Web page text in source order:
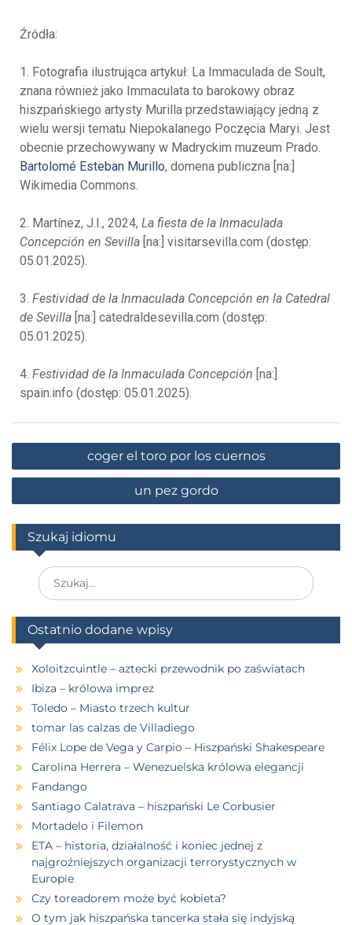
Źródła:
1. Fotografia ilustrująca artykuł: La Immaculada de Soult,
znana również jako Immaculata to barokowy obraz
hiszpańskiego artysty Murilla przedstawiający jedną z
wielu wersji tematu Niepokalanego Poczęcia Maryi. Jest
obecnie przechowywany w Madryckim muzeum Prado.
Bartolomé Esteban Murillo, domena publiczna [na:]
Wikimedia Commons.
2. Martínez, J.I., 2024, La fiesta de la Inmaculada
Concepción en Sevilla [na:] visitarsevilla.com (dostęp:
05.01.2025).
3. Festividad de la Inmaculada Concepción en la Catedral
de Sevilla [na:] catedraldesevilla.com (dostęp:
05.01.2025).
4. Festividad de la Inmaculada Concepción [na:]
spain.info (dostęp: 05.01.2025).
coger el toro por los cuernos
un pez gordo
Szukaj idiomu
Ostatnio dodane wpisy
Xoloitzcuintle – aztecki przewodnik po zaświatach
Ibiza – królowa imprez
Toledo – Miasto trzech kultur
tomar las calzas de Villadiego
Félix Lope de Vega y Carpio – Hiszpański Shakespeare
Carolina Herrera – Wenezuelska królowa elegancji
Fandango
Santiago Calatrava – hiszpański Le Corbusier
Mortadelo i Filemon
ETA – historia, działalność i koniec jednej z
najgroźniejszych organizacji terrorystycznych w
Europie
Czy toreadorem może być kobieta?
O tym jak hiszpańska tancerka stała się indyjską